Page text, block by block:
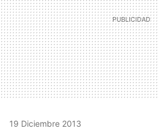
19 Diciembre 2013